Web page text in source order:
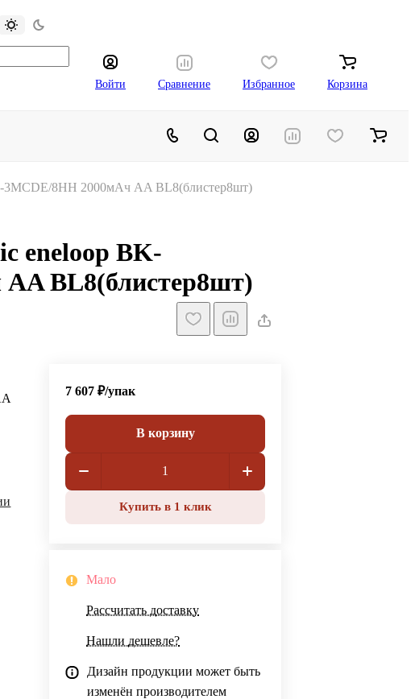
Войти Сравнение Избранное Корзина
3MCDE/8HH 2000мАч AA BL8(блистер8шт)
eneloop BK-
BL8(блистер8шт)
7 607 ₽/упак
В корзину
Купить в 1 клик
Мало
Рассчитать доставку
Нашли дешевле?
Дизайн продукции может быть
изменён производителем